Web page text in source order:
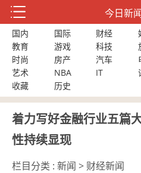
今日新
国内 国际 财经
教育
游戏 科技
时尚
房产 汽车
艺术
NBA IT
收藏
历史
着力写好金融行业五篇
性持续显现
栏目分类 : 新闻 > 财经新闻